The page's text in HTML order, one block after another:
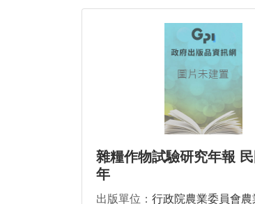
雜糧作物試驗研究年報
年
出版單位： 行政院農業委員會農